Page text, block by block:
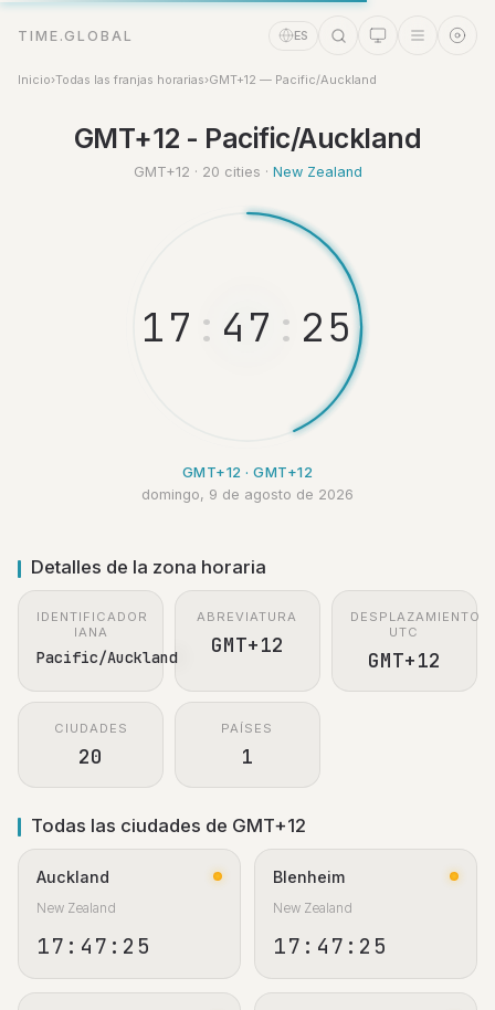
TIME.GLOBAL ES
Inicio›Todas las franjas horarias›GMT+12 — Pacific/Auckland
GMT+12 - Pacific/Auckland
GMT+12 · 20 cities · New Zealand
17 : 47 : 2 6
GMT+12 · GMT+12
domingo, 9 de agosto de 2026
Detalles de la zona horaria
IDENTIFICADOR
IANA
Pacific/Auckland
ABREVIATURA
GMT+12
DESPLAZAMIENTO
UTC
GMT+12
CIUDADES
20
PAÍSES
1
Todas las ciudades de GMT+12
Auckland
New Zealand
17:47:26
Blenheim
New Zealand
17:47:26
Asistente de tiempo